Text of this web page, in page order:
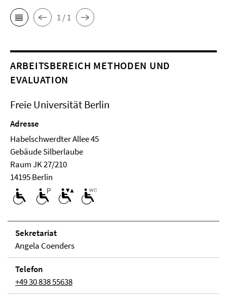
1 / 1
ARBEITSBEREICH METHODEN UND
EVALUATION
Freie Universität Berlin
Adresse
Habelschwerdter Allee 45
Ge­bäude Silberlaube
Raum JK 27/210
14195 Berlin
Se­kre­ta­ri­at
Angela Coenders
Telefon
+49 30 838 55638